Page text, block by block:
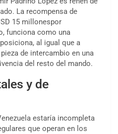
La recompensa de
15 millonespor
funciona como una
al igual que a
de intercambio en una
del resto del mando.
y de
estaría incompleta
que operan en los